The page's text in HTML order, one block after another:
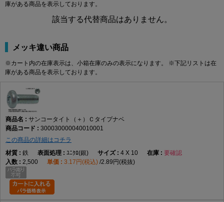
庫がある商品を表示しております。
該当する代替商品はありません。
メッキ違い商品
※カート内の在庫表示は、小箱在庫のみの表示になります。 ※下記リストは在
庫がある商品を表示しております。
サンコータイト（＋）Ｃタイプナベ
300030000040010001
この商品の詳細はコチラ
鉄
ﾕﾆｸﾛ(銀) 4 X 10
要確認
2,500
3.17円(税込) 2.89円(税抜)